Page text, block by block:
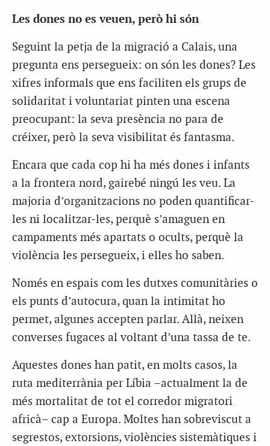
Les dones no es veuen, però hi són
Seguint la petja de la migració a Calais, una
pregunta ens persegueix: on són les dones? Les
xifres informals que ens faciliten els grups de
solidaritat i voluntariat pinten una escena
preocupant: la seva presència no para de
créixer, però la seva visibilitat és fantasma.
Encara que cada cop hi ha més dones i infants
a la frontera nord, gairebé ningú les veu. La
majoria d’organitzacions no poden quantificar-
les ni localitzar-les, perquè s’amaguen en
campaments més apartats o ocults, perquè la
violència les persegueix, i elles ho saben.
Només en espais com les dutxes comunitàries o
els punts d’autocura, quan la intimitat ho
permet, algunes accepten parlar. Allà, neixen
converses fugaces al voltant d’una tassa de te.
Aquestes dones han patit, en molts casos, la
ruta mediterrània per Líbia –actualment la de
més mortalitat de tot el corredor migratori
africà– cap a Europa. Moltes han sobreviscut a
segrestos, extorsions, violències sistemàtiques i